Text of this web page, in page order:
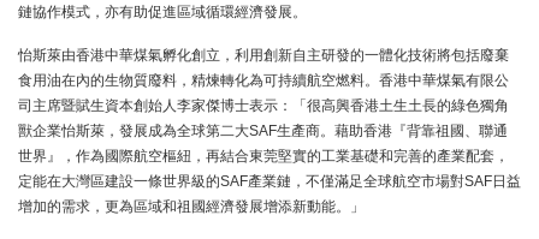
鏈協作模式，亦有助促進區域循環經濟發展。
怡斯萊由香港中華煤氣孵化創立，利用創新自主研發的一體化技術將包括廢棄
食用油在內的生物質廢料，精煉轉化為可持續航空燃料。香港中華煤氣有限公
司主席暨賦生資本創始人李家傑博士表示：「很高興香港土生土長的綠色獨角
獸企業怡斯萊，發展成為全球第二大SAF生產商。藉助香港『背靠祖國、聯通
世界』，作為國際航空樞紐，再結合東莞堅實的工業基礎和完善的產業配套，
定能在大灣區建設一條世界級的SAF產業鏈，不僅滿足全球航空市場對SAF日益
增加的需求，更為區域和祖國經濟發展增添新動能。」